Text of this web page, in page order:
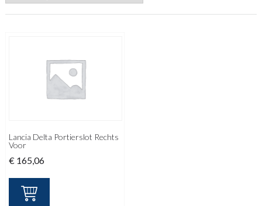
Lancia Delta Portierslot Rechts
Voor
€ 165,06